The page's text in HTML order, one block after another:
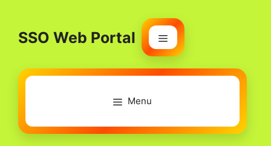
contentSSO Web Portal
Menu
Menu